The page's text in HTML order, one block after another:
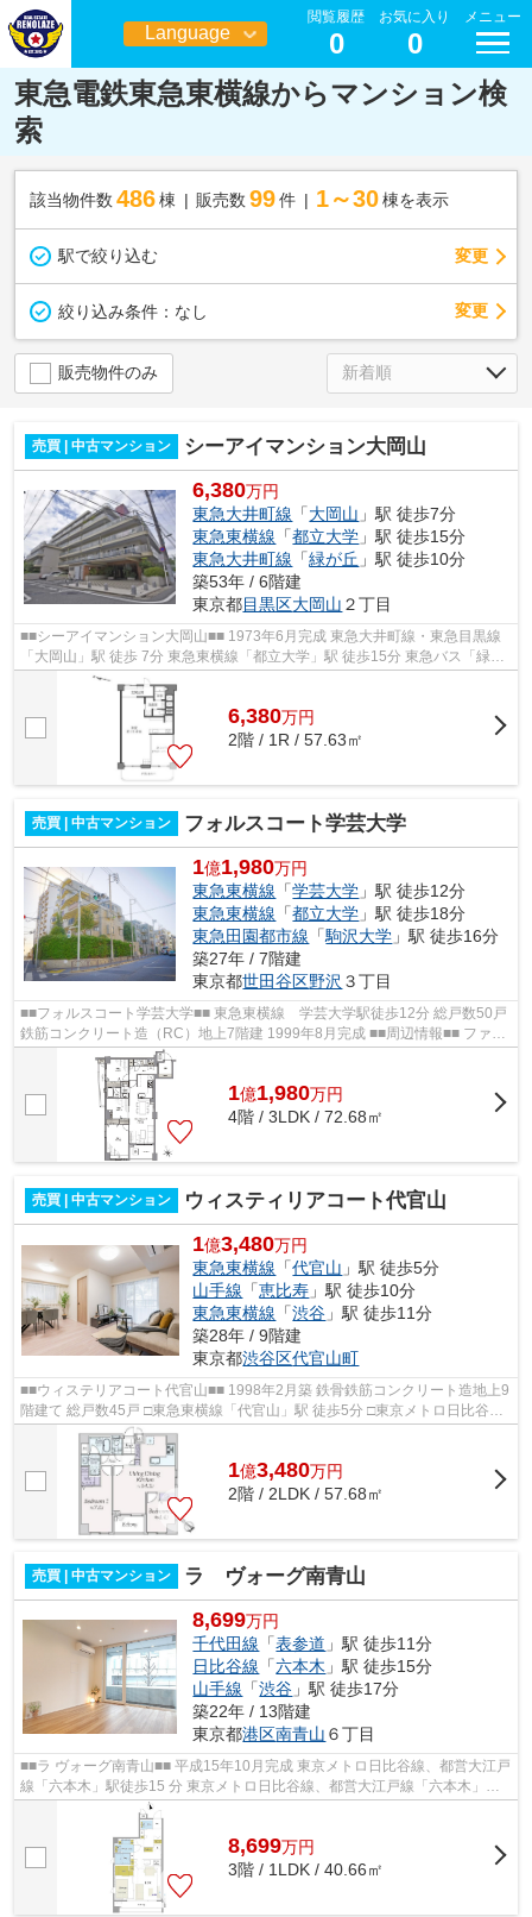
Language
日本語
閲覧履歴
0
お気に入り
0
メニュー
東急電鉄東急東横線からマンション検
索
該当物件数 486棟 販売数 99 件 1～30 棟を表示
駅で絞り込む 変更
絞り込み条件： なし 変更
販売物件のみ
売買 | 中古マンション シーアイマンション大岡山
6,380万円
東急大井町線 「大岡山 」駅 徒歩7分
東急東横線 「都立大学 」駅 徒歩15分
東急大井町線 「緑が丘 」駅 徒歩10分
築53年 / 6階建
東京都目黒区大岡山 ２丁目
■■シーアイマンション大岡山■■ 1973年6月完成 東急大井町線・東急目黒線
「大岡山」駅 徒歩 7分 東急東横線「都立大学」駅 徒歩15分 東急バス「緑が
丘」停 徒歩 10分 ■2012年に大規...
6,380万円
2階 / 1R / 57.63㎡
売買 | 中古マンション フォルスコート学芸大学
1億1,980万円
東急東横線 「学芸大学 」駅 徒歩12分
東急東横線 「都立大学 」駅 徒歩18分
東急田園都市線 「駒沢大学 」駅 徒歩16分
築27年 / 7階建
東京都世田谷区野沢 ３丁目
■■フォルスコート学芸大学■■ 東急東横線 学芸大学駅徒歩12分 総戸数50戸
鉄筋コンクリート造（RC）地上7階建 1999年8月完成 ■■周辺情報■■ ファミ
リーマート セブンイレブン 東急ス...
1億1,980万円
4階 / 3LDK / 72.68㎡
売買 | 中古マンション ウィスティリアコート代官山
1億3,480万円
東急東横線 「代官山 」駅 徒歩5分
山手線 「恵比寿 」駅 徒歩10分
東急東横線 「渋谷 」駅 徒歩11分
築28年 / 9階建
東京都渋谷区代官山町
■■ウィステリアコート代官山■■ 1998年2月築 鉄骨鉄筋コンクリート造地上9
階建て 総戸数45戸 □東急東横線「代官山」駅 徒歩5分 □東京メトロ日比谷線
「恵比寿」駅 徒歩10分 □JR山手線...
1億3,480万円
2階 / 2LDK / 57.68㎡
売買 | 中古マンション ラ ヴォーグ南青山
8,699万円
千代田線 「表参道 」駅 徒歩11分
日比谷線 「六本木 」駅 徒歩15分
山手線 「渋谷 」駅 徒歩17分
築22年 / 13階建
東京都港区南青山 ６丁目
■■ラ ヴォーグ南青山■■ 平成15年10月完成 東京メトロ日比谷線、都営大江戸
線「六本木」駅徒歩15 分 東京メトロ日比谷線、都営大江戸線「六本木」駅
徒歩15 分 JR 山手線、埼京線、湘...
8,699万円
3階 / 1LDK / 40.66㎡